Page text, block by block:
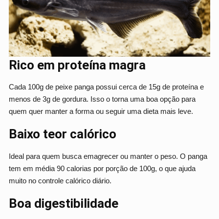
Rico em proteína magra
Cada 100g de peixe panga possui cerca de 15g de proteína e
menos de 3g de gordura. Isso o torna uma boa opção para
quem quer manter a forma ou seguir uma dieta mais leve.
Baixo teor calórico
Ideal para quem busca emagrecer ou manter o peso. O panga
tem em média 90 calorias por porção de 100g, o que ajuda
muito no controle calórico diário.
Boa digestibilidade